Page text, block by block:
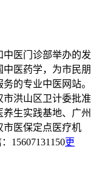
医门诊部举办的发
医药学，为市民朋
的专业中医网站。
市洪山区卫计委批准
生实践基地、广州
市医保定点医疗机
15607131150更